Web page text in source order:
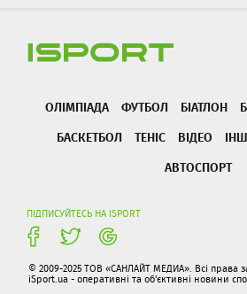
ОЛІМПІАДА ФУТБОЛ БІАТЛОН
БАСКЕТБОЛ
ТЕНІС ВІДЕО
АВТОСПОРТ
ПІДПИСУЙТЕСЬ НА ISPORT
© 2009-2025 ТОВ «САНЛАЙТ МЕДИА». Всі права
iSport.ua - оперативні та об'єктивні новини